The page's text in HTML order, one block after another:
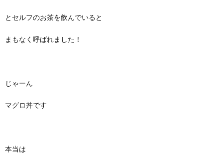
とセルフのお茶を飲んでいると
まもなく呼ばれました！
じゃーん
マグロ丼です
本当は